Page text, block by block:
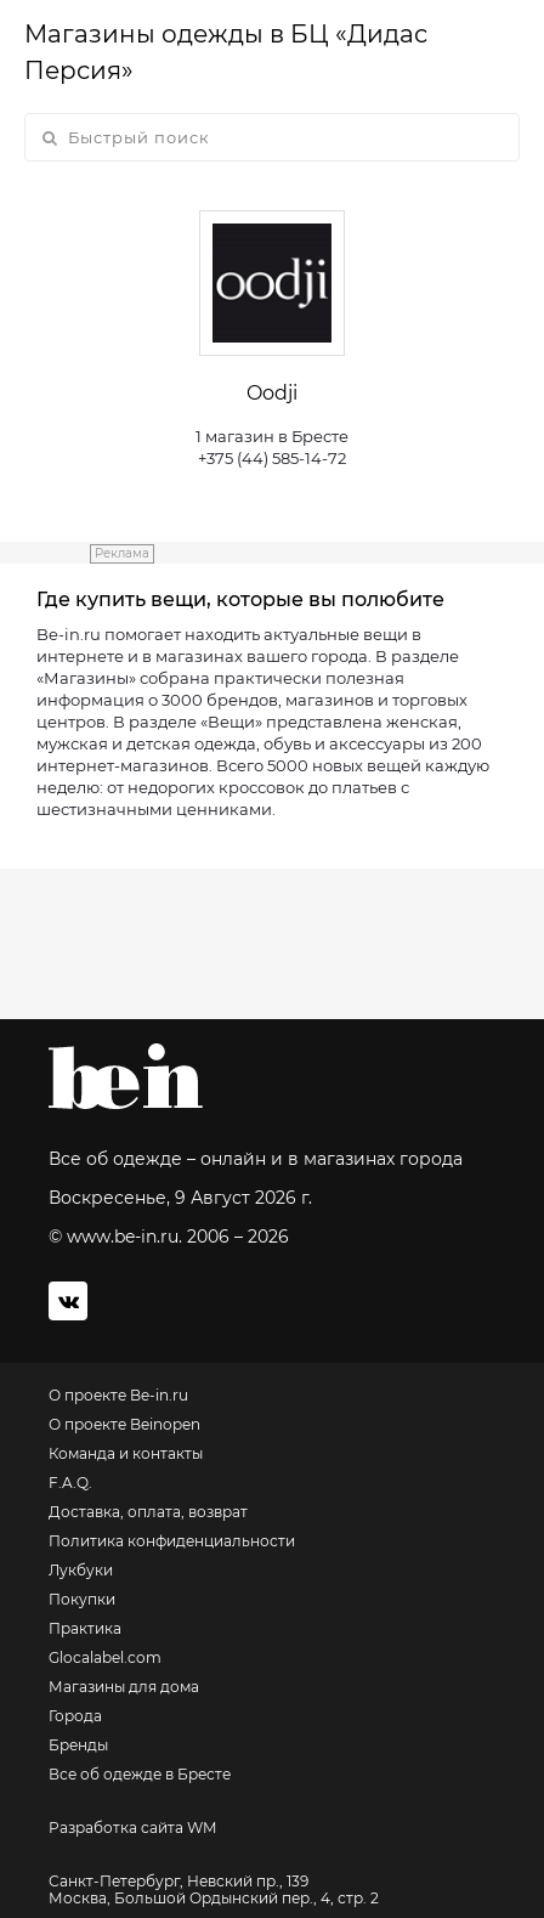
Магазины одежды в БЦ «Дидас
Персия»
Oodji
1 магазин в Бресте
+375 (44) 585-14-72
Реклама
Где купить вещи, которые вы полюбите
Be-in.ru помогает находить актуальные вещи в
интернете и в магазинах вашего города. В разделе
«Магазины» собрана практически полезная
информация о 3000 брендов, магазинов и торговых
центров. В разделе «Вещи» представлена женская,
мужская и детская одежда, обувь и аксессуары из 200
интернет-магазинов. Всего 5000 новых вещей каждую
неделю: от недорогих кроссовок до платьев с
шестизначными ценниками.
Все об одежде – онлайн и в магазинах города
Воскресенье, 9 Август 2026 г.
© www.be-in.ru. 2006 – 2026
О проекте Be-in.ru
О проекте Beinopen
Команда и контакты
F.A.Q.
Доставка, оплата, возврат
Политика конфиденциальности
Лукбуки
Покупки
Практика
Glocalabel.com
Магазины для дома
Города
Бренды
Все об одежде в Бресте
Разработка сайта WM
Санкт-Петербург, Невский пр., 139
Москва, Большой Ордынский пер., 4, стр. 2